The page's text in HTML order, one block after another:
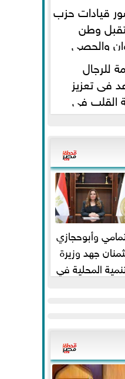
قيادات حزب
وطن
والحصي
أمانهللرجال
فى تعزيز
القلب فى
وأبوحجازي
جهد وزيرة
المحلية في